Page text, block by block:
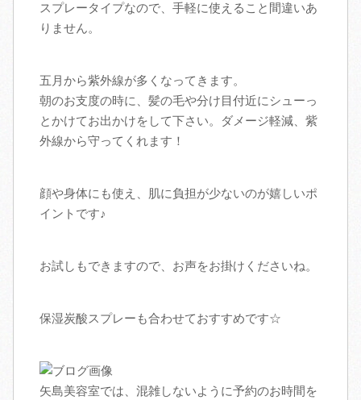
スプレータイプなので、手軽に使えること間違いあ
りません。
五月から紫外線が多くなってきます。
朝のお支度の時に、髪の毛や分け目付近にシューっ
とかけてお出かけをして下さい。ダメージ軽減、紫
外線から守ってくれます！
顔や身体にも使え、肌に負担が少ないのが嬉しいポ
イントです♪
お試しもできますので、お声をお掛けくださいね。
保湿炭酸スプレーも合わせておすすめです☆
矢島美容室では、混雑しないように予約のお時間を